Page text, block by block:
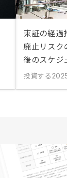
東証の経過
廃止リスク
後のスケジ
投資する